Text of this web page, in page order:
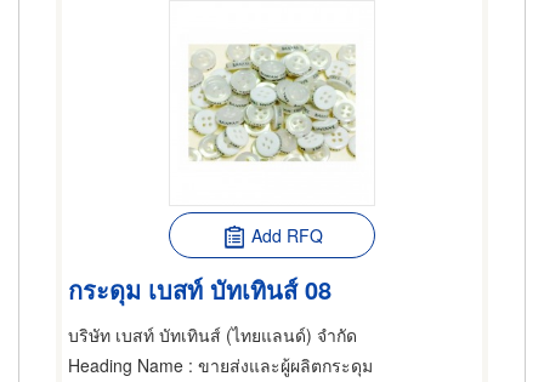
Add RFQ
กระดุม เบสท์ บัทเทินส์ 08
บริษัท เบสท์ บัทเทินส์ (ไทยแลนด์) จำกัด
Heading Name : ขายส่งและผู้ผลิตกระดุม